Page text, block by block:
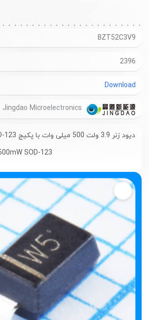
BZT52C3V9
2396
Download
Jingdao Microelectronics
دیود زنر 3.9 ولت 500 میلی وات با پکیج SOD-123
500mW SOD-123